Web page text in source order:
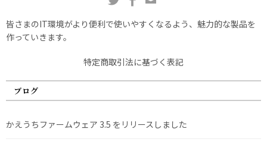
皆さまのIT環境がより便利で使いやすくなるよう、魅力的な製品を
作っていきます。
特定商取引法に基づく表記
ブログ
かえうちファームウェア 3.5 をリリースしました